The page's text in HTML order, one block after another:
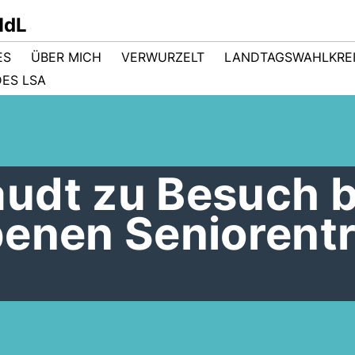
ÜBER MICH VERWURZELT
LSA
zu Besuch